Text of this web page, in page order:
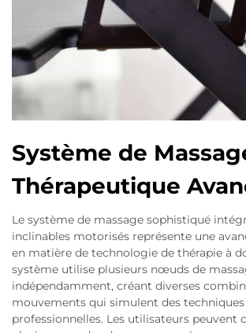
Système de
Thérapeutique
Le système de massage sophistiqué
inclinables motorisés représente une
en matière de technologie de thérapie à
système utilise plusieurs nœuds de
indépendamment, créant diverses
mouvements qui simulent des techniques
professionnelles. Les utilisateurs peuvent